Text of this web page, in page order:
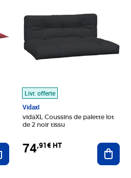
Ajouter au panier
Livr. offerte
Vidaxl
vidaXL Coussins de palette lot
de 2 noir tissu
74,91€ HT